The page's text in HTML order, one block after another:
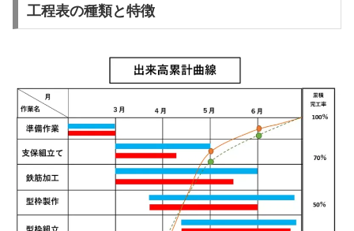
工程表の種類と特徴